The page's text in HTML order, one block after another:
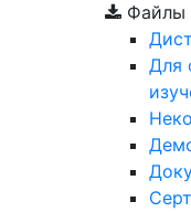
Файлы
Для